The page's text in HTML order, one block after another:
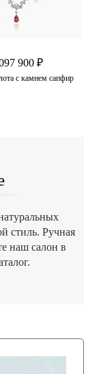
900 ₽
с камнем сапфир
стиль. Ручная
наш салон в